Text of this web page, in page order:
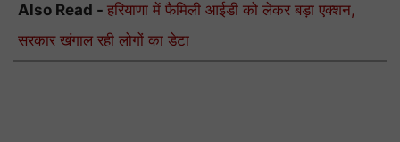
Also Read - हरियाणा में फैमिली आईडी को लेकर बड़ा एक्शन,
सरकार खंगाल रही लोगों का डेटा